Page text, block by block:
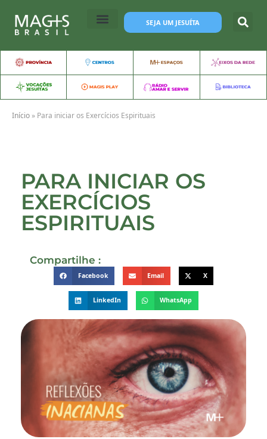
SEJA UM JESUÍTA
Início » Para iniciar os Exercícios Espirituais
PARA INICIAR OS
EXERCÍCIOS
ESPIRITUAIS
Compartilhe :
Facebook Email X
LinkedIn WhatsApp